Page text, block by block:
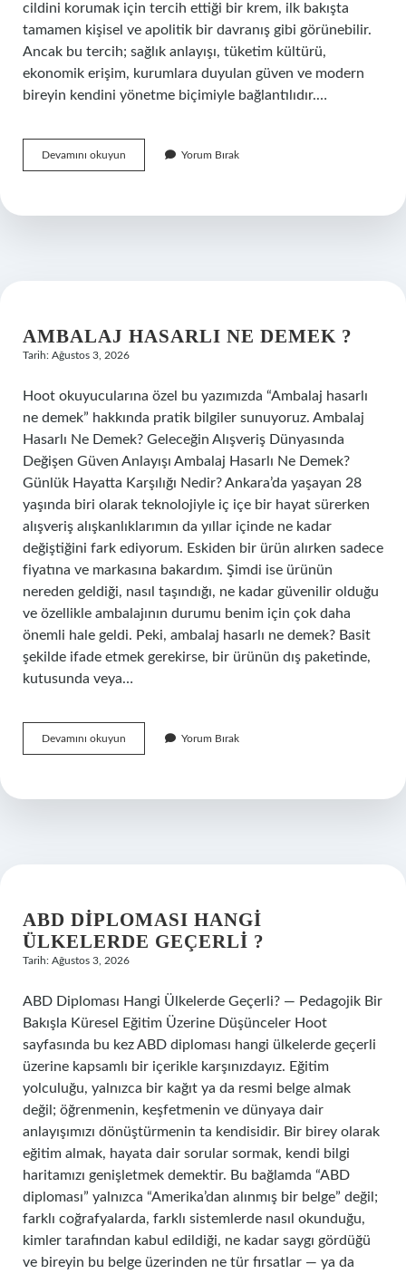
cildini korumak için tercih ettiği bir krem, ilk bakışta
tamamen kişisel ve apolitik bir davranış gibi görünebilir.
Ancak bu tercih; sağlık anlayışı, tüketim kültürü,
ekonomik erişim, kurumlara duyulan güven ve modern
bireyin kendini yönetme biçimiyle bağlantılıdır.…
Devamını okuyun
cicalfate
?
Yorum Bırak
AMBALAJ HASARLI NE DEMEK ?
Tarih: Ağustos 3, 2026
Hoot okuyucularına özel bu yazımızda “Ambalaj hasarlı
ne demek” hakkında pratik bilgiler sunuyoruz. Ambalaj
Hasarlı Ne Demek? Geleceğin Alışveriş Dünyasında
Değişen Güven Anlayışı Ambalaj Hasarlı Ne Demek?
Günlük Hayatta Karşılığı Nedir? Ankara’da yaşayan 28
yaşında biri olarak teknolojiyle iç içe bir hayat sürerken
alışveriş alışkanlıklarımın da yıllar içinde ne kadar
değiştiğini fark ediyorum. Eskiden bir ürün alırken sadece
fiyatına ve markasına bakardım. Şimdi ise ürünün
nereden geldiği, nasıl taşındığı, ne kadar güvenilir olduğu
ve özellikle ambalajının durumu benim için çok daha
önemli hale geldi. Peki, ambalaj hasarlı ne demek? Basit
şekilde ifade etmek gerekirse, bir ürünün dış paketinde,
kutusunda veya…
Devamını okuyun
hasarlı
?
Yorum Bırak
ABD DIPLOMASI HANGI
ÜLKELERDE GEÇERLI ?
Tarih: Ağustos 3, 2026
ABD Diploması Hangi Ülkelerde Geçerli? — Pedagojik Bir
Bakışla Küresel Eğitim Üzerine Düşünceler Hoot
sayfasında bu kez ABD diploması hangi ülkelerde geçerli
üzerine kapsamlı bir içerikle karşınızdayız. Eğitim
yolculuğu, yalnızca bir kağıt ya da resmi belge almak
değil; öğrenmenin, keşfetmenin ve dünyaya dair
anlayışımızı dönüştürmenin ta kendisidir. Bir birey olarak
eğitim almak, hayata dair sorular sormak, kendi bilgi
haritamızı genişletmek demektir. Bu bağlamda “ABD
diploması” yalnızca “Amerika’dan alınmış bir belge” değil;
farklı coğrafyalarda, farklı sistemlerde nasıl okunduğu,
kimler tarafından kabul edildiği, ne kadar saygı gördüğü
ve bireyin bu belge üzerinden ne tür fırsatlar — ya da